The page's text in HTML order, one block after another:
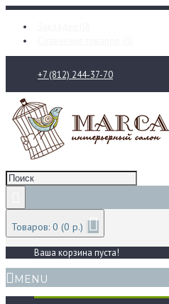
+7 (812) 244-37-70
Товаров: 0 (0 р.)
Ваша корзина пуста!
MENU